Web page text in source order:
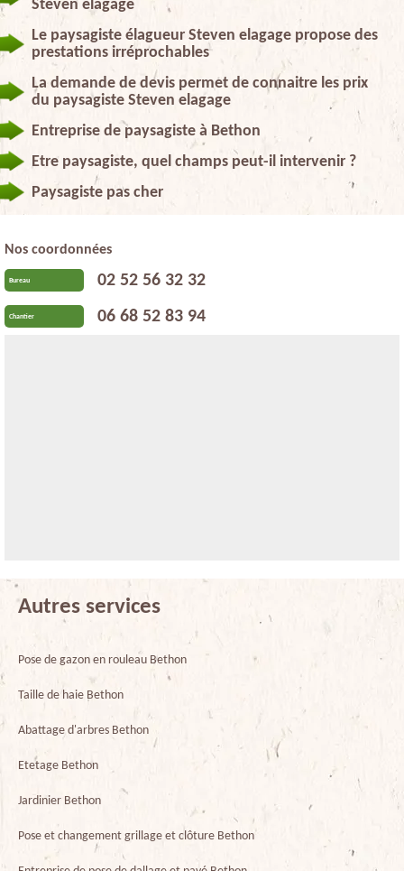
Steven elagage
Le paysagiste élagueur Steven elagage propose des
prestations irréprochables
La demande de devis permet de connaitre les prix
du paysagiste Steven elagage
Entreprise de paysagiste à Bethon
Etre paysagiste, quel champs peut-il intervenir ?
Paysagiste pas cher
Nos coordonnées
Bureau 02 52 56 32 32
Chantier 06 68 52 83 94
Autres services
Pose de gazon en rouleau Bethon
Taille de haie Bethon
Abattage d'arbres Bethon
Etetage Bethon
Jardinier Bethon
Pose et changement grillage et clôture Bethon